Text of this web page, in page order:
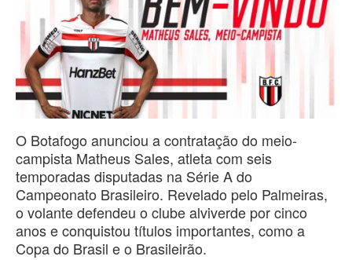
O Botafogo anunciou a contratação do meio-
campista Matheus Sales, atleta com seis
temporadas disputadas na Série A do
Campeonato Brasileiro. Revelado pelo Palmeiras,
o volante defendeu o clube alviverde por cinco
anos e conquistou títulos importantes, como a
Copa do Brasil e o Brasileirão.